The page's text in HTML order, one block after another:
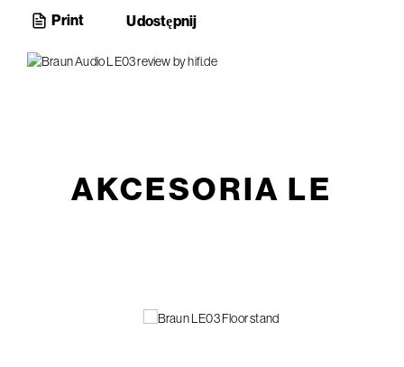
Print Udostępnij
AKCESORIA LE